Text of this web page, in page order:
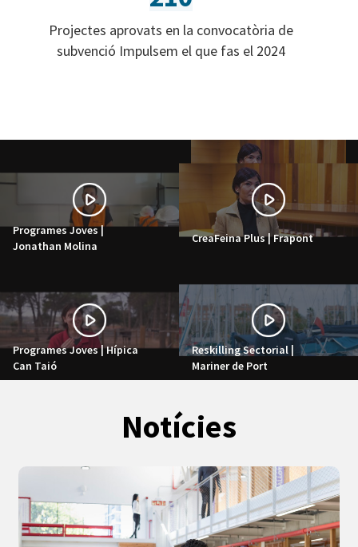
Projectes aprovats en la convocatòria de
subvenció Impulsem el que fas el 2024
Programes Joves |
Jonathan Molina
CreaFeina Plus | Frapont
Programes Joves | Hípica
Can Taió
Reskilling Sectorial |
Mariner de Port
Notícies